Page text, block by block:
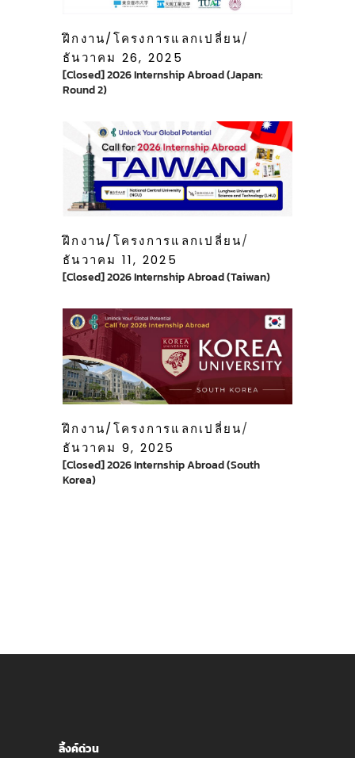
ฝึกงาน/โครงการแลกเปลี่ยน
ธันวาคม 26, 2025
[Closed] 2026 Internship Abroad (Japan:
Round 2)
ฝึกงาน/โครงการแลกเปลี่ยน
ธันวาคม 11, 2025
[Closed] 2026 Internship Abroad (Taiwan)
ฝึกงาน/โครงการแลกเปลี่ยน
ธันวาคม 9, 2025
[Closed] 2026 Internship Abroad (South
Korea)
ลิ้งค์ด่วน